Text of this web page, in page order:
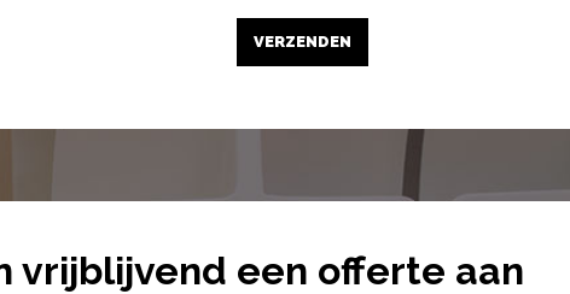
vrijblijvend een offerte aan